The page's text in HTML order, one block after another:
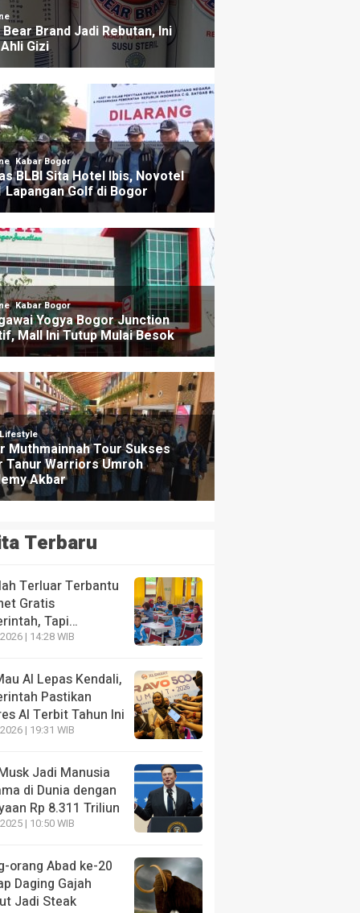
Terbaru
Terluar Terbantu
Gratis
Tapi…
| 14:28 WIB
AI Lepas Kendali,
Pastikan
AI Terbit Tahun Ini
| 19:31 WIB
Jadi Manusia
di Dunia dengan
Rp 8.311 Triliun
| 10:50 WIB
orang Abad ke-20
Daging Gajah
Jadi Steak